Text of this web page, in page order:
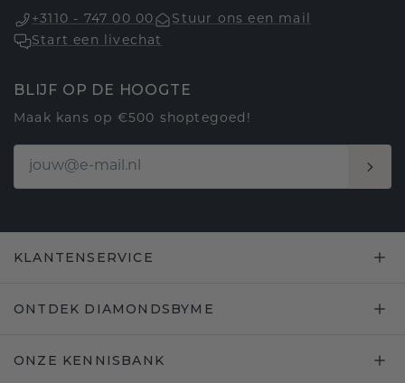
+3110 - 747 00 00
Stuur ons een mail
Start een livechat
BLIJF OP DE HOOGTE
Maak kans op €500 shoptegoed!
KLANTENSERVICE
ONTDEK DIAMONDSBYME
ONZE KENNISBANK